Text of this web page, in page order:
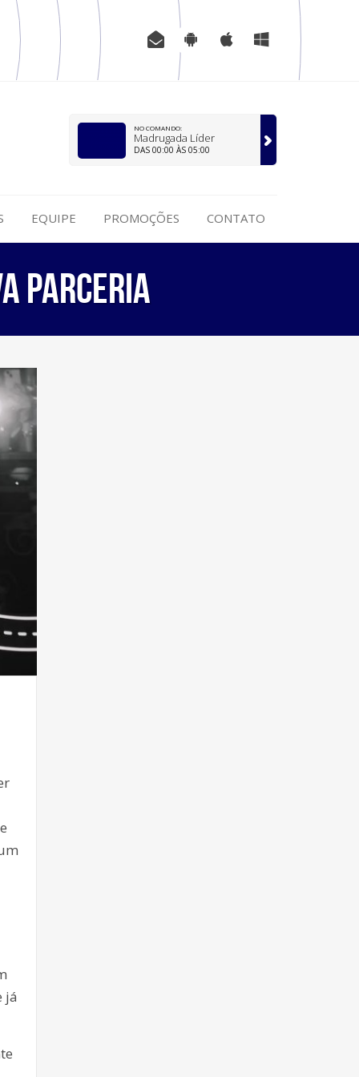
NO COMANDO:
Madrugada Líder
DAS 00:00 ÀS 05:00
EQUIPE PROMOÇÕES CONTATO
parceria
já